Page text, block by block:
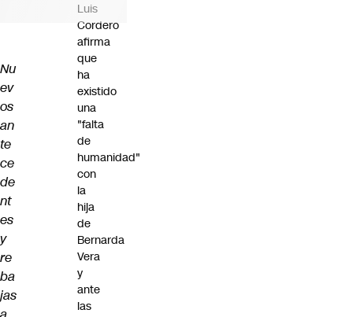
Nu
ev
os
an
te
ce
de
nt
es
y
re
ba
jas
Luis
Cordero
afirma
que
ha
existido
una
"falta
de
humanidad"
con
la
hija
de
Bernarda
Vera
y
ante
las